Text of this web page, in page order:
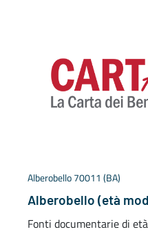
Alberobello 70011 (BA)
Alberobello (età
Fonti documentarie di